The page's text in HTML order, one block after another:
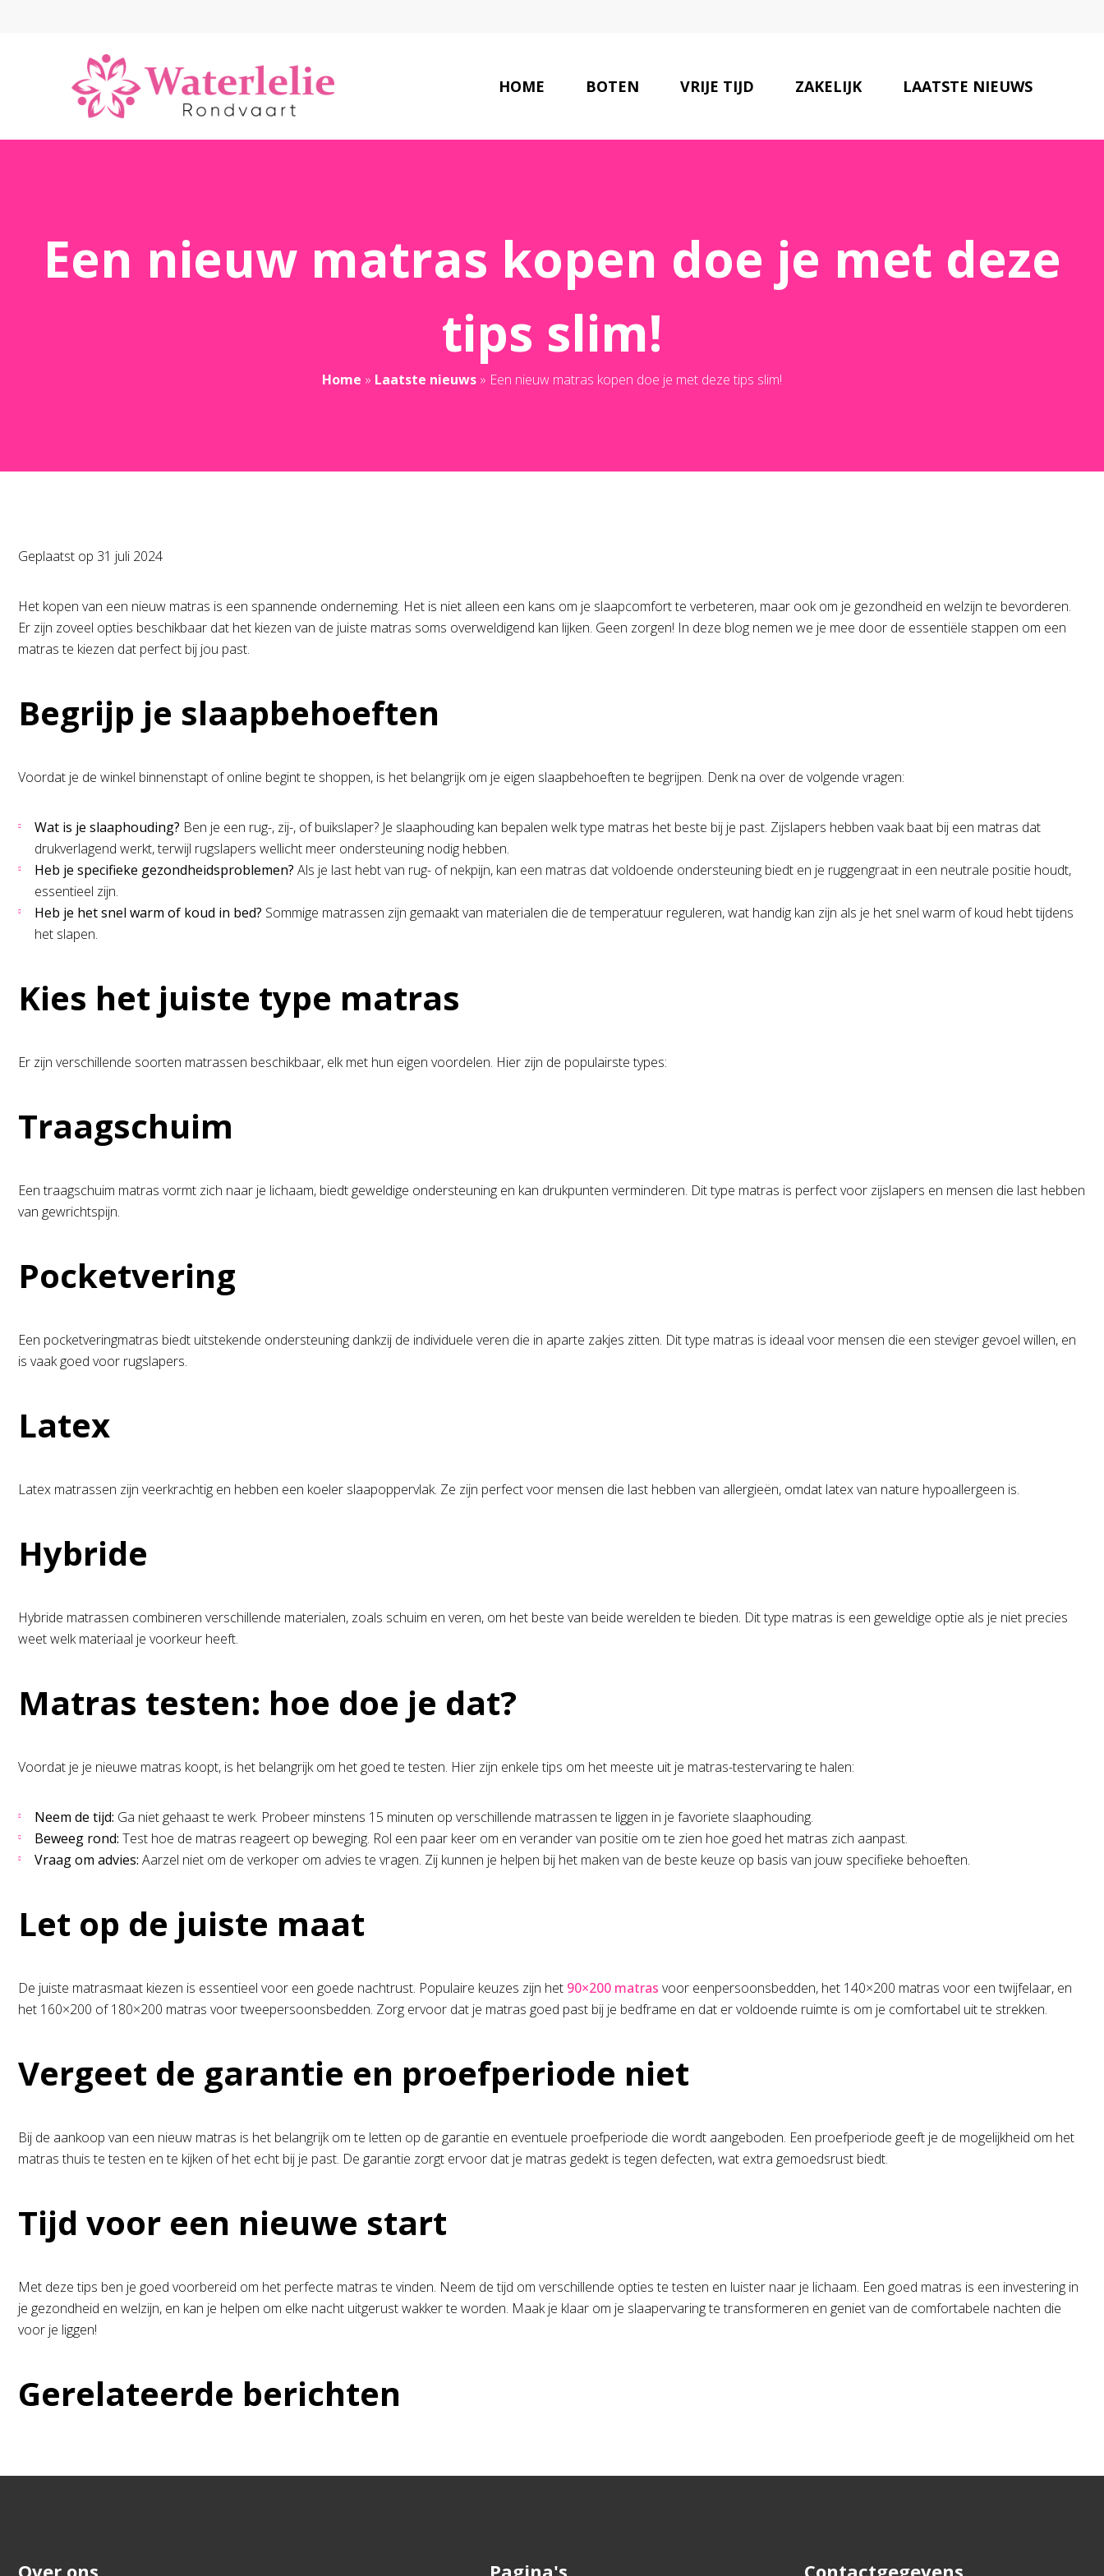
HOME BOTEN VRIJE TIJD ZAKELIJK LAATSTE NIEUWS
Een nieuw matras kopen doe je met deze
tips slim!
Home » Laatste nieuws » Een nieuw matras kopen doe je met deze tips slim!
Geplaatst op 31 juli 2024
Het kopen van een nieuw matras is een spannende onderneming. Het is niet alleen een kans om je slaapcomfort te verbeteren, maar ook om je gezondheid en welzijn te bevorderen.
Er zijn zoveel opties beschikbaar dat het kiezen van de juiste matras soms overweldigend kan lijken. Geen zorgen! In deze blog nemen we je mee door de essentiële stappen om een
matras te kiezen dat perfect bij jou past.
Begrijp je slaapbehoeften
Voordat je de winkel binnenstapt of online begint te shoppen, is het belangrijk om je eigen slaapbehoeften te begrijpen. Denk na over de volgende vragen:
Wat is je slaaphouding? Ben je een rug-, zij-, of buikslaper? Je slaaphouding kan bepalen welk type matras het beste bij je past. Zijslapers hebben vaak baat bij een matras dat
drukverlagend werkt, terwijl rugslapers wellicht meer ondersteuning nodig hebben.
Heb je specifieke gezondheidsproblemen? Als je last hebt van rug- of nekpijn, kan een matras dat voldoende ondersteuning biedt en je ruggengraat in een neutrale positie houdt,
essentieel zijn.
Heb je het snel warm of koud in bed? Sommige matrassen zijn gemaakt van materialen die de temperatuur reguleren, wat handig kan zijn als je het snel warm of koud hebt tijdens
het slapen.
Kies het juiste type matras
Er zijn verschillende soorten matrassen beschikbaar, elk met hun eigen voordelen. Hier zijn de populairste types:
Traagschuim
Een traagschuim matras vormt zich naar je lichaam, biedt geweldige ondersteuning en kan drukpunten verminderen. Dit type matras is perfect voor zijslapers en mensen die last hebben
van gewrichtspijn.
Pocketvering
Een pocketveringmatras biedt uitstekende ondersteuning dankzij de individuele veren die in aparte zakjes zitten. Dit type matras is ideaal voor mensen die een steviger gevoel willen, en
is vaak goed voor rugslapers.
Latex
Latex matrassen zijn veerkrachtig en hebben een koeler slaapoppervlak. Ze zijn perfect voor mensen die last hebben van allergieën, omdat latex van nature hypoallergeen is.
Hybride
Hybride matrassen combineren verschillende materialen, zoals schuim en veren, om het beste van beide werelden te bieden. Dit type matras is een geweldige optie als je niet precies
weet welk materiaal je voorkeur heeft.
Matras testen: hoe doe je dat?
Voordat je je nieuwe matras koopt, is het belangrijk om het goed te testen. Hier zijn enkele tips om het meeste uit je matras-testervaring te halen:
Neem de tijd: Ga niet gehaast te werk. Probeer minstens 15 minuten op verschillende matrassen te liggen in je favoriete slaaphouding.
Beweeg rond: Test hoe de matras reageert op beweging. Rol een paar keer om en verander van positie om te zien hoe goed het matras zich aanpast.
Vraag om advies: Aarzel niet om de verkoper om advies te vragen. Zij kunnen je helpen bij het maken van de beste keuze op basis van jouw specifieke behoeften.
Let op de juiste maat
De juiste matrasmaat kiezen is essentieel voor een goede nachtrust. Populaire keuzes zijn het 90×200 matras voor eenpersoonsbedden, het 140×200 matras voor een twijfelaar, en
het 160×200 of 180×200 matras voor tweepersoonsbedden. Zorg ervoor dat je matras goed past bij je bedframe en dat er voldoende ruimte is om je comfortabel uit te strekken.
Vergeet de garantie en proefperiode niet
Bij de aankoop van een nieuw matras is het belangrijk om te letten op de garantie en eventuele proefperiode die wordt aangeboden. Een proefperiode geeft je de mogelijkheid om het
matras thuis te testen en te kijken of het echt bij je past. De garantie zorgt ervoor dat je matras gedekt is tegen defecten, wat extra gemoedsrust biedt.
Tijd voor een nieuwe start
Met deze tips ben je goed voorbereid om het perfecte matras te vinden. Neem de tijd om verschillende opties te testen en luister naar je lichaam. Een goed matras is een investering in
je gezondheid en welzijn, en kan je helpen om elke nacht uitgerust wakker te worden. Maak je klaar om je slaapervaring te transformeren en geniet van de comfortabele nachten die
voor je liggen!
Gerelateerde berichten
Over ons Pagina's Contactgegevens